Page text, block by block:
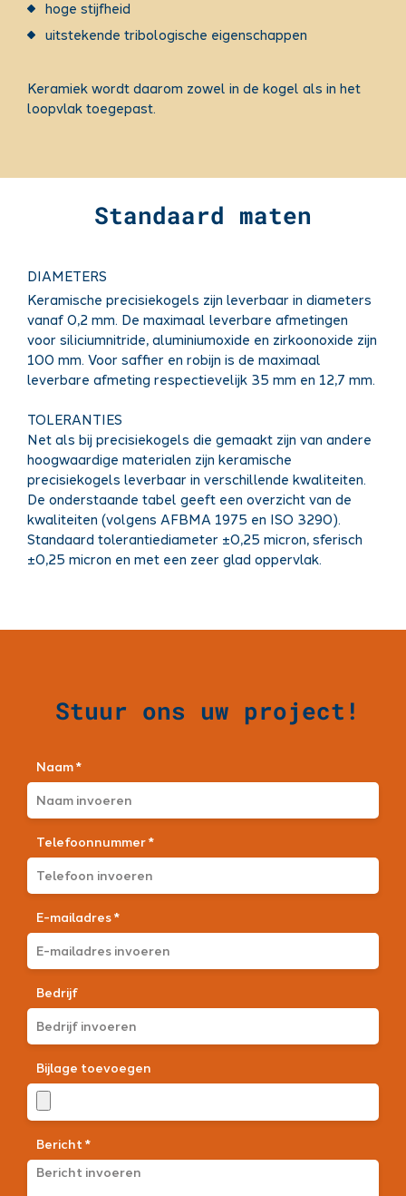
hoge stijfheid
uitstekende tribologische eigenschappen
Keramiek wordt daarom zowel in de kogel als in het
loopvlak toegepast.
Standaard maten
DIAMETERS
Keramische precisiekogels zijn leverbaar in diameters
vanaf 0,2 mm. De maximaal leverbare afmetingen
voor siliciumnitride, aluminiumoxide en zirkoonoxide zijn
100 mm. Voor saffier en robijn is de maximaal
leverbare afmeting respectievelijk 35 mm en 12,7 mm.
TOLERANTIES
Net als bij precisiekogels die gemaakt zijn van andere
hoogwaardige materialen zijn keramische
precisiekogels leverbaar in verschillende kwaliteiten.
De onderstaande tabel geeft een overzicht van de
kwaliteiten (volgens AFBMA 1975 en ISO 3290).
Standaard tolerantiediameter ±0,25 micron, sferisch
±0,25 micron en met een zeer glad oppervlak.
Stuur ons uw project!
Naam *
Telefoonnummer *
E-mailadres *
Bedrijf
Bijlage toevoegen
Bericht *